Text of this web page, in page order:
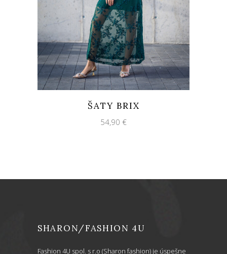
ŠATY BRIX
54,90 €
SHARON/FASHION 4U
Fashion 4U spol. s r.o (Sharon fashion) je úspešne